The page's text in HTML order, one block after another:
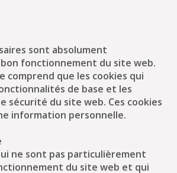
sont absolument
fonctionnement du site web.
comprend que les cookies qui
de base et les
sécurité du site web. Ces cookies
information personnelle.
ne sont pas particulièrement
du site web et qui